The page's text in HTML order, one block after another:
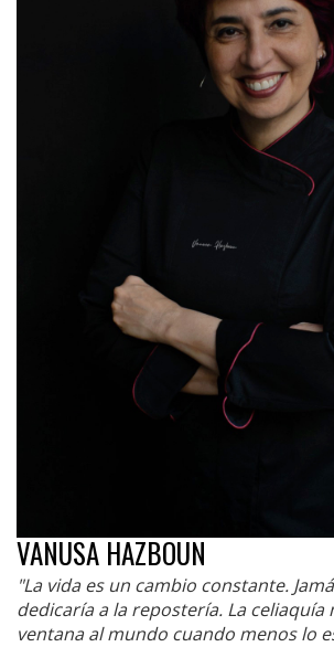
VANUSA HAZBOUN
"La vida es un cambio constante.
dedicaría a la repostería. La celiaquía
ventana al mundo cuando menos lo